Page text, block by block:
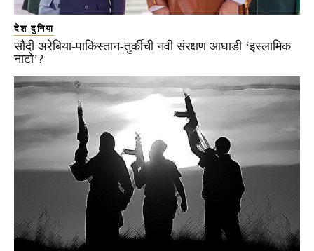
देश दुनिया
सौदी अरेबिया-पाकिस्तान-तुर्कीची नवी संरक्षण आघाडी ‘इस्लामिक
नाटो’?